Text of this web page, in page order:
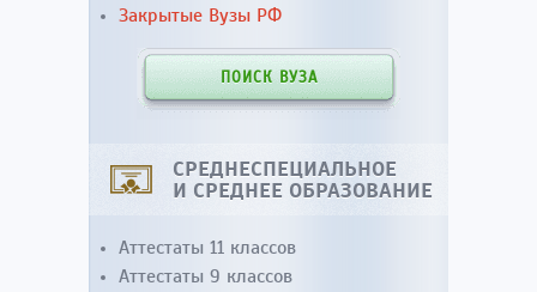
Закрытые Вузы РФ
ПОИСК ВУЗА
СРЕДНЕСПЕЦИАЛЬНОЕ
И СРЕДНЕЕ ОБРАЗОВАНИЕ
Аттестаты 11 классов
Аттестаты 9 классов